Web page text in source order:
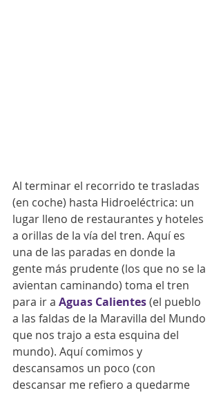
Al terminar el recorrido te trasladas
(en coche) hasta Hidroeléctrica: un
lugar lleno de restaurantes y hoteles
a orillas de la vía del tren. Aquí es
una de las paradas en donde la
gente más prudente (los que no se la
avientan caminando) toma el tren
para ir a Aguas Calientes (el pueblo
a las faldas de la Maravilla del Mundo
que nos trajo a esta esquina del
mundo). Aquí comimos y
descansamos un poco (con
descansar me refiero a quedarme